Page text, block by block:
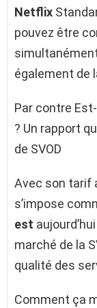
Netflix
pouvez être
également de
Par contre
? Un rapport
de SVOD
Avec son tarif
s’impose
est
marché de la
qualité des
Comment ça